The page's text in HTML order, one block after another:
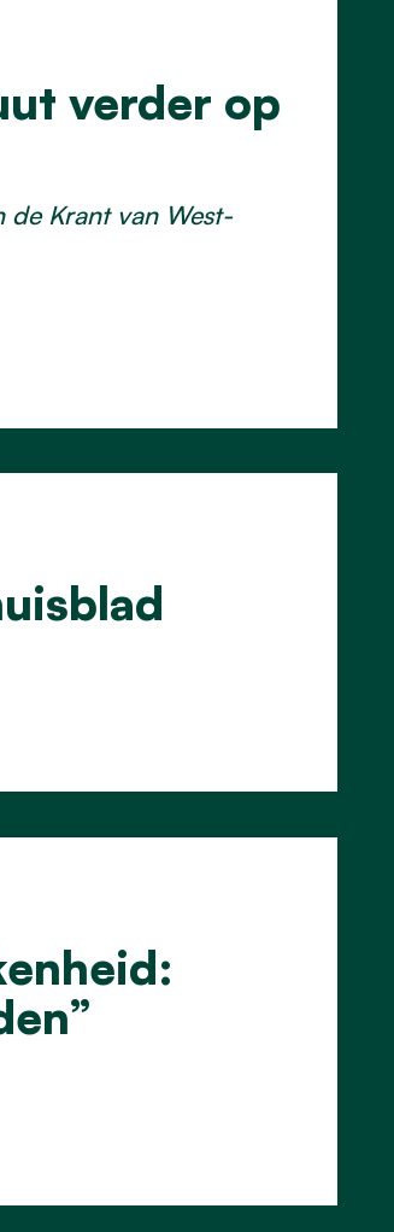
verder op
de Krant van West-